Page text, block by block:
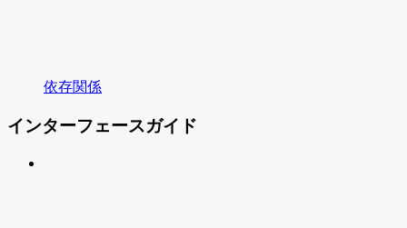
依存関係
インターフェースガイド